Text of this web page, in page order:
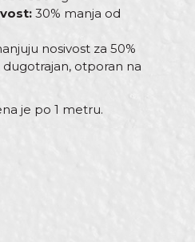
30% manja od
nosivost za 50%
dugotrajan, otporan na
je po 1 metru.